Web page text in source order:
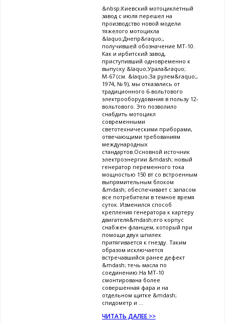
&nbsp;Киевский мотоциклетный
завод с июля перешел на
производство новой модели
тяжелого мотоцикла
&laquo;Днепр&raquo;,
получившей обозначение МТ-10.
Как и ирбитский завод,
приступивший одновременно к
выпуску &laquo;Урала&raquo;
М-67 (см. &laquo;За рулем&raquo;,
1974, № 9), мы отказались от
традиционного 6-вольтового
электрооборудования в пользу 12-
вольтового. Это позволило
снабдить мотоцикл
современными
светотехническими приборами,
отвечающими требованиям
международных
стандартов.Основной источник
электроэнергии &mdash; новый
генератор переменного тока
мощностью 150 вт со встроенным
выпрямительным блоком
&mdash; обеспечивает с запасом
все потребители в темное время
суток. Изменился способ
крепления генератора к картеру
двигателя&mdash;его корпус
снабжен фланцем, который при
помощи двух шпилек
притягивается к гнезду. Таким
образом исключается
встречавшийся ранее дефект
&mdash; течь масла по
соединению.На МТ-10
смонтирована более
совершенная фара и на
отдельном щитке &mdash;
спидометр и ...
ЧИТАТЬ ДАЛЕЕ >>